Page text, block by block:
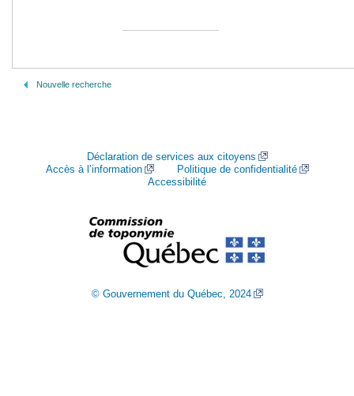
Nouvelle recherche
Déclaration de services aux citoyens
Accès à l’information
Politique de confidentialité
Accessibilité
© Gouvernement du Québec, 2024